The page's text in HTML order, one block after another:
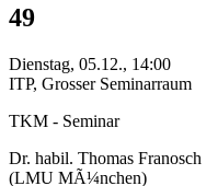
49
Dienstag, 05.12., 14:00
ITP, Grosser Seminarraum
TKM - Seminar
Dr. habil. Thomas Franosch
(LMU MÃ¼nchen)